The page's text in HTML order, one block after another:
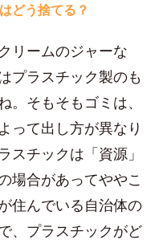
どう捨てる？
リームのジャーな
プラスチック製のも
。そもそもゴミは、
って出し方が異なり
スチックは「資源」
場合があってややこ
住んでいる自治体の
、プラスチックがど